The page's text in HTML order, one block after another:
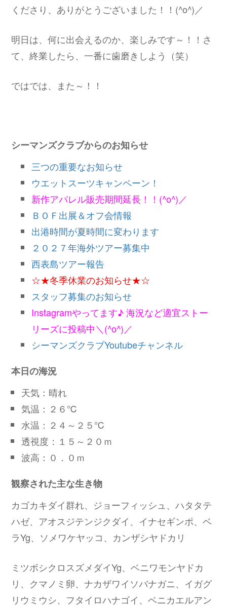
くださり、ありがとうございました！！(^o^)／
明日は、何に出会えるのか、楽しみです～！！さ
て、終業したら、一番に歯磨きしよう（笑）
ではでは、また～！！
シーマンズクラブからのお知らせ
三つの重要なお知らせ
ウエットスーツキャンペーン！
新作アパレル販売期間延長！！(^o^)／
ＢＯＦ出展＆オフ会情報
出港時間が夏時間に変わります
２０２７年海外ツアー募集中
西表島ツアー報告
☆★冬季休業のお知らせ★☆
スタッフ募集のお知らせ
Instagramやってます♪ 海況など適宜ストー
リーズに投稿中＼(^o^)／
シーマンズクラブYoutubeチャンネル
本日の海況
天気：晴れ
気温：２６℃
水温：２４～２５℃
透視度：１５～２０ｍ
波高：０．０ｍ
観察された主な生き物
カゴカキダイ群れ、ジョーフィッシュ、ハタタテ
ハゼ、アオスジテンジクダイ、イナセギンポ、ベ
ラYg、ソメワケヤッコ、カンザシヤドカリ
ミツボシクロスズメダイYg、ベニワモンヤドカ
リ、クマノミ卵、ナカザワイソバナガニ、イガグ
リウミウシ、フタイロハナゴイ、ベニカエルアン